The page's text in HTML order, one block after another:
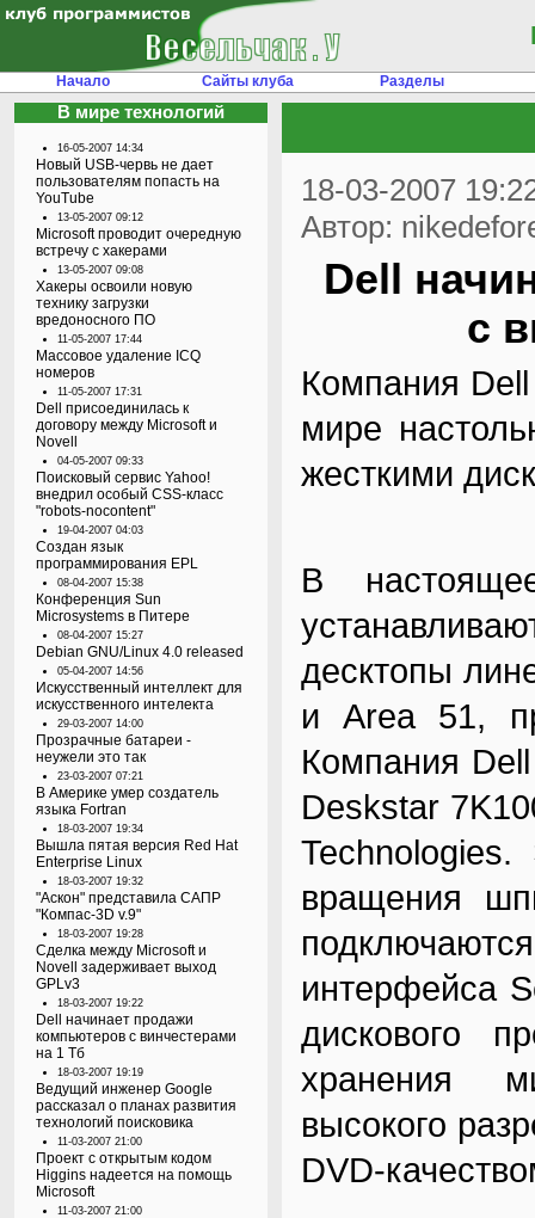
Начало Сайты клуба Разделы
В мире технологий
16-05-2007 14:34
Новый USB-червь не дает
пользователям попасть на
YouTube
13-05-2007 09:12
Microsoft проводит очередную
встречу с хакерами
13-05-2007 09:08
Хакеры освоили новую
технику загрузки
вредоносного ПО
11-05-2007 17:44
Массовое удаление ICQ
номеров
11-05-2007 17:31
Dell присоединилась к
договору между Microsoft и
Novell
04-05-2007 09:33
Поисковый сервис Yahoo!
внедрил особый CSS-класс
"robots-nocontent"
19-04-2007 04:03
Создан язык
программирования EPL
08-04-2007 15:38
Конференция Sun
Microsystems в Питере
08-04-2007 15:27
Debian GNU/Linux 4.0 released
05-04-2007 14:56
Искусственный интеллект для
искусственного интелекта
29-03-2007 14:00
Прозрачные батареи -
неужели это так
23-03-2007 07:21
В Америке умер создатель
языка Fortran
18-03-2007 19:34
Вышла пятая версия Red Hat
Enterprise Linux
18-03-2007 19:32
"Аскон" представила САПР
"Компас-3D v.9"
18-03-2007 19:28
Сделка между Microsoft и
Novell задерживает выход
GPLv3
18-03-2007 19:22
Dell начинает продажи
компьютеров с винчестерами
на 1 Тб
18-03-2007 19:19
Ведущий инженер Google
рассказал о планах развития
технологий поисковика
11-03-2007 21:00
Проект с открытым кодом
Higgins надеется на помощь
Microsoft
11-03-2007 21:00
18-03-2007
Автор:
Dell
с
Компания
мире
жесткими
В
десктопы
и Area 51,
Компания Dell
Deskstar
вращения
интерфейса
дискового
хранения
высокого
DVD-